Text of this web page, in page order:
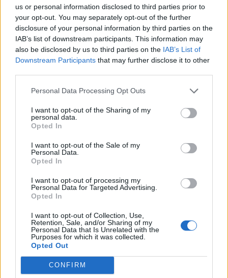
us or personal information disclosed to third parties prior to
your opt-out. You may separately opt-out of the further
disclosure of your personal information by third parties on the
IAB’s list of downstream participants. This information may
also be disclosed by us to third parties on the IAB’s List of
Downstream Participants that may further disclose it to other
Personal Data Processing Opt Outs
I want to opt-out of the Sharing of my
personal data.
Opted In
I want to opt-out of the Sale of my
Personal Data.
Opted In
I want to opt-out of processing my
Personal Data for Targeted Advertising.
Opted In
I want to opt-out of Collection, Use,
Retention, Sale, and/or Sharing of my
Personal Data that Is Unrelated with the
Purposes for which it was collected.
Opted Out
CONFIRM
Tameifuna, Lamothe, Poirot.
Sostituti: Maynadier, Boniface, Douglas,
Bochaton, Samu, Abadie, Uberti, Taufa.
Allenatore: Yannick Bru